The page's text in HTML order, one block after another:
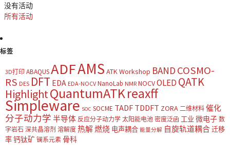
没有活动
所有活动
标签
3D打印 ABAQUSADFAMS ATK Workshop BAND COSMO-
RS DES DFT EDA EDA-NOCV NanoLab NMR NOCVOLED QATK
HighlightQuantumATKreaxff
Simpleware SOC SOCME TADF TDDFT ZORA 二维材料 催化
分子动力学 半导体 反应分子动力学 太阳能电池 密度泛函 工业微电子 数
字岩石 深共晶溶剂 溶解度 热解燃烧 电声耦合 能量分解 自旋轨道耦合迁移
率钙钛矿 镧系元素 骨科